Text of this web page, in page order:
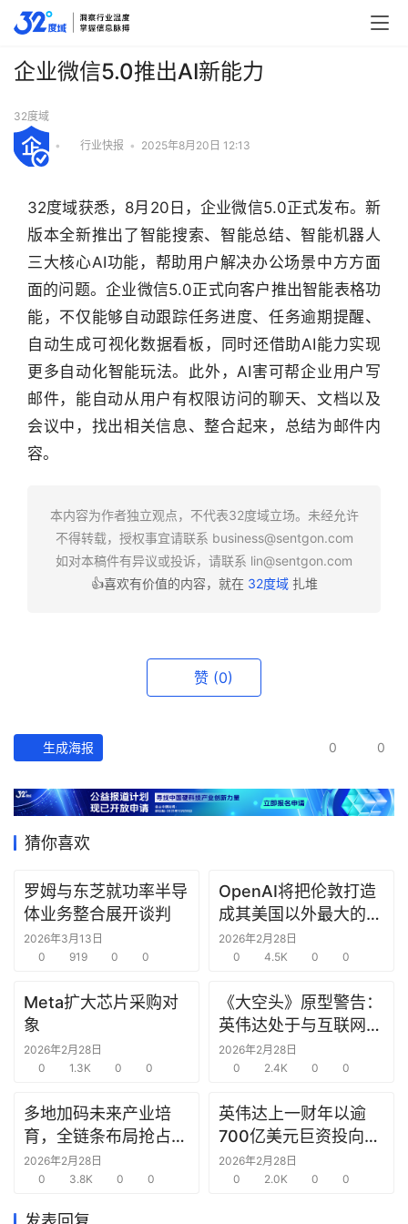
行
业
快
数
据
选
报
告
投
之
窗
商
机
链
合
企业微信5.0推出AI新能力
32度域
• 行业快报 • 2025年8月20日 12:13
32度域获悉，8月20日，企业微信5.0正式发布。新
版本全新推出了智能搜索、智能总结、智能机器人
三大核心AI功能，帮助用户解决办公场景中方方面
面的问题。企业微信5.0正式向客户推出智能表格功
能，不仅能够自动跟踪任务进度、任务逾期提醒、
自动生成可视化数据看板，同时还借助AI能力实现
更多自动化智能玩法。此外，AI害可帮企业用户写
邮件，能自动从用户有权限访问的聊天、文档以及
会议中，找出相关信息、整合起来，总结为邮件内
容。
本内容为作者独立观点，不代表32度域立场。未经允许
不得转载，授权事宜请联系 business@sentgon.com
如对本稿件有异议或投诉，请联系 lin@sentgon.com
👍喜欢有价值的内容，就在 32度域扎堆
赞 (0)
生成海报 0 0
猜你喜欢
罗姆与东芝就功率半导
体业务整合展开谈判
2026年3月13日
0
919 0 0
OpenAI将把伦敦打造
成其美国以外最大的研
究中心
2026年2月28日
0
4.5K 0 0
Meta扩大芯片采购对
象
2026年2月28日
0
1.3K 0 0
《大空头》原型警告：
英伟达处于与互联网泡
沫时期思科同样的“危
险境地”
2026年2月28日
0
2.4K 0 0
多地加码未来产业培
育，全链条布局抢占新
赛道先机
2026年2月28日
0
3.8K 0 0
英伟达上一财年以逾
700亿美元巨资投向合
作方，竭力巩固AI芯片
需求
2026年2月28日
0
2.0K 0 0